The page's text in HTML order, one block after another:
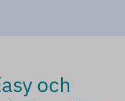
och